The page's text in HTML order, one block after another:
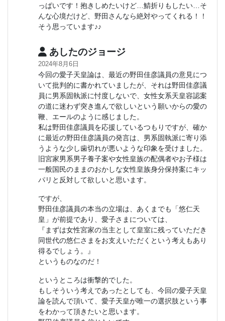
っぱいです！抱きしめたいけど…鯖折りもしたい…そ
んな心境だけど、野田さんなら絶対やってくれる！！
そう思っています♪♪
あしたのジョージ
2024年8月6日
今回の愛子天皇論は、最近の野田佳彦議員の意見につ
いて批判的に書かれていましたが、それは野田佳彦議
員に男系固執派に忖度しないで、女性女系天皇容認案
の道に迷わず突き進んで欲しいという願いからの愛の
鞭、エールのように感じました。
私は野田佳彦議員を応援しているつもりですが、確か
に最近の野田佳彦議員の発言は、男系固執派に寄り添
うような少し歯切れが悪いような印象を受けました。
旧宮家男系男子養子案や女性皇族の配偶者やお子様は
一般国民のままのおかしな女性皇族身分保持案にキッ
パリと反対して欲しいと思います。
ですが、
野田佳彦議員の本当の立場は、あくまでも「悠仁天
皇」が前提であり、愛子さまについては、
『まずは女性宮家の当主として皇室に残っていただき
同世代の悠仁さまをお支えいただくという考えもあり
得るでしょう。』
というものなのだ！
というところは衝撃的でした。
もしそういう考えであったとしても、今回の愛子天皇
論を読んで頂いて、愛子天皇が唯一の選択肢という事
をわかって頂きたいと思います。